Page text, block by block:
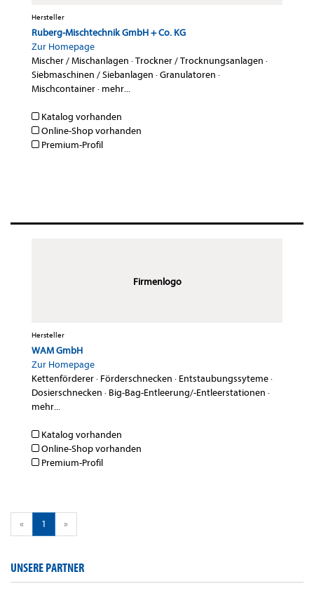
Hersteller
Ruberg-Mischtechnik GmbH + Co. KG
Zur Homepage
Mischer / Mischanlagen ·Trockner / Trocknungsanlagen ·
Siebmaschinen / Siebanlagen ·Granulatoren ·
Mischcontainer· mehr...
Katalog vorhanden
Online-Shop vorhanden
Premium-Profil
Firmenlogo
Hersteller
WAM GmbH
Zur Homepage
Kettenförderer· Förderschnecken · Entstaubungssyteme·
Dosierschnecken · Big-Bag-Entleerung/-Entleerstationen ·
mehr...
Katalog vorhanden
Online-Shop vorhanden
Premium-Profil
« 1 »
UNSERE PARTNER